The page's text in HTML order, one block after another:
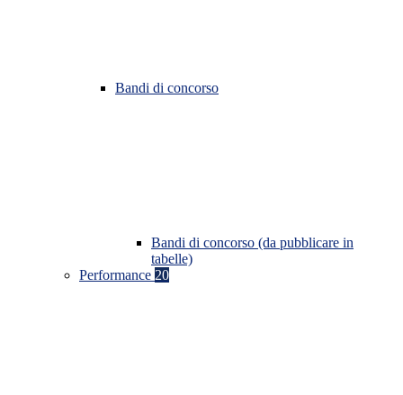
Bandi di concorso
Bandi di concorso (da pubblicare in
tabelle)
Performance 20